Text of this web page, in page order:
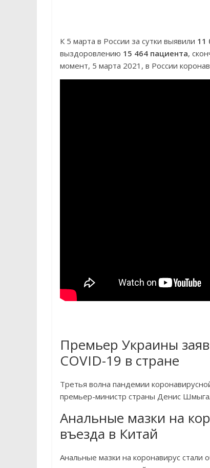
К 5 марта в России за сутки выявили 11
выздоровлению 15 464 пациента,
момент, 5 марта 2021, в России
Премьер Украины
COVID-19 в стране
Третья волна пандемии
премьер-министр страны Денис
Анальные мазки на
въезда в Китай
Анальные мазки на коронавирус стали